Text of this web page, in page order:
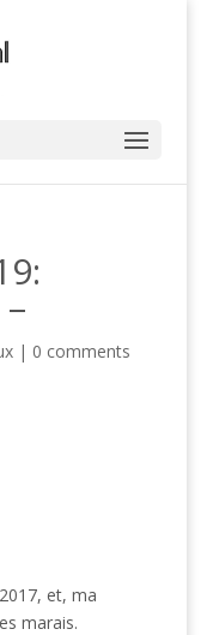
| 0 comments
et, ma
marais.